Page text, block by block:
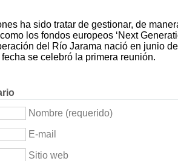
ha sido tratar de gestionar, de
los fondos europeos ‘Next
del Río Jarama nació en junio
se celebró la primera reunión.
Nombre (requerido)
E-mail
Sitio web